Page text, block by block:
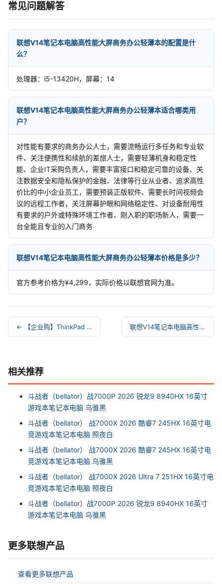
常见问题解答
联想V14笔记本电脑高性能大屏商务办公轻薄本的配置是什
么？
处理器：i5-13420H，屏幕：14
联想V14笔记本电脑高性能大屏商务办公轻薄本适合哪类用
户？
对性能有要求的商务办公人士，需要流畅运行多任务和专业软
件、关注便携性和续航的差旅人士，需要轻薄机身和稳定性
能、企业IT采购负责人，需要丰富接口和稳定可靠的设备、关
注数据安全和隐私保护的金融、法律等行业从业者、追求高性
价比的中小企业员工，需要预装正版软件、需要长时间视频会
议的远程工作者，关注屏幕护眼和网络稳定性、对设备耐用性
有要求的户外或特殊环境工作者、刚入职的职场新人，需要一
台全能且专业的入门商务
联想V14笔记本电脑高性能大屏商务办公轻薄本价格是多少？
官方参考价格为¥4,299，实际价格以联想官网为准。
← 【企业购】ThinkPad T16g 2026 酷睿U9 移 联想V14笔记本电脑高性能大屏商务办公轻薄本 →
相关推荐
斗战者（bellator）战7000P 2026 锐龙9 8940HX 16英寸
游戏本笔记本电脑 乌骓黑
斗战者（bellator） 战7000X 2026 酷睿7 245HX 16英寸电
竞游戏本笔记本电脑 照夜白
斗战者（bellator） 战7000X 2026 酷睿7 245HX 16英寸电
竞游戏本笔记本电脑 乌骓黑
斗战者（bellator） 战7000X 2026 Ultra 7 251HX 16英寸电
竞游戏本笔记本电脑 照夜白
斗战者（bellator）战7000P 2026 锐龙9 8940HX 16英寸
游戏本笔记本电脑 乌骓黑
更多联想产品
查看更多联想产品